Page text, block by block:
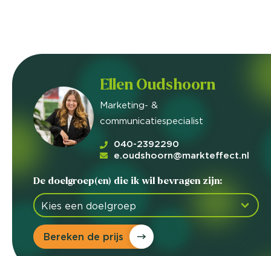
Ellen Oudshoorn
Marketing- &
communicatiespecialist
040-2392290
e.oudshoorn@markteffect.nl
De doelgroep(en) die ik wil bevragen zijn:
Bereken de prijs